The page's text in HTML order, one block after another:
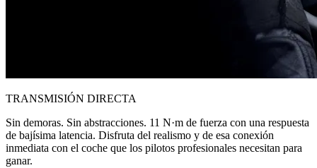
TRANSMISIÓN DIRECTA
Sin demoras. Sin abstracciones. 11 N·m de fuerza con una respuesta
de bajísima latencia. Disfruta del realismo y de esa conexión
inmediata con el coche que los pilotos profesionales necesitan para
ganar.